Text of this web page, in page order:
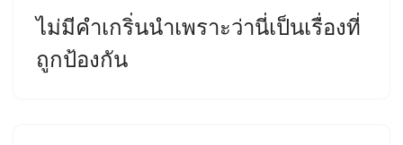
ไม่มีคำเกริ่นนำเพราะว่านี่เป็นเรื่องที่
ถูกป้องกัน